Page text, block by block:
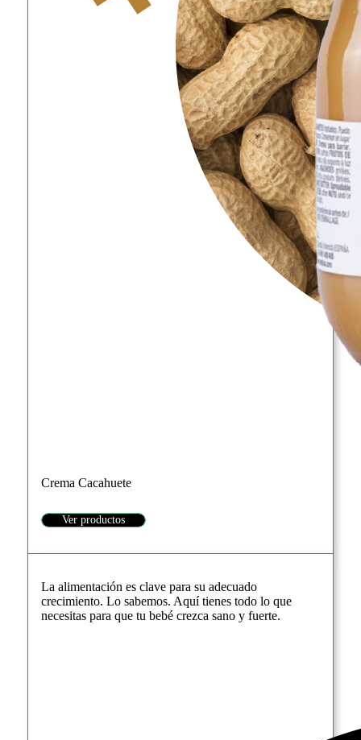
Crema Cacahuete
Ver productos
La alimentación es clave para su adecuado
crecimiento. Lo sabemos. Aquí tienes todo lo que
necesitas para que tu bebé crezca sano y fuerte.